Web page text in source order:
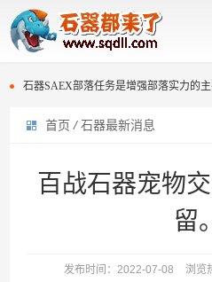
石器时代种族互克机制介绍
石器SAEX部落任务是增强部落实力的
百战石器宠物交易回炉次数保留。
石器时代种族互克机制介绍
首页 / 石器最新消息
百战石器宠物
留。
发布时间：2022-07-08 浏览